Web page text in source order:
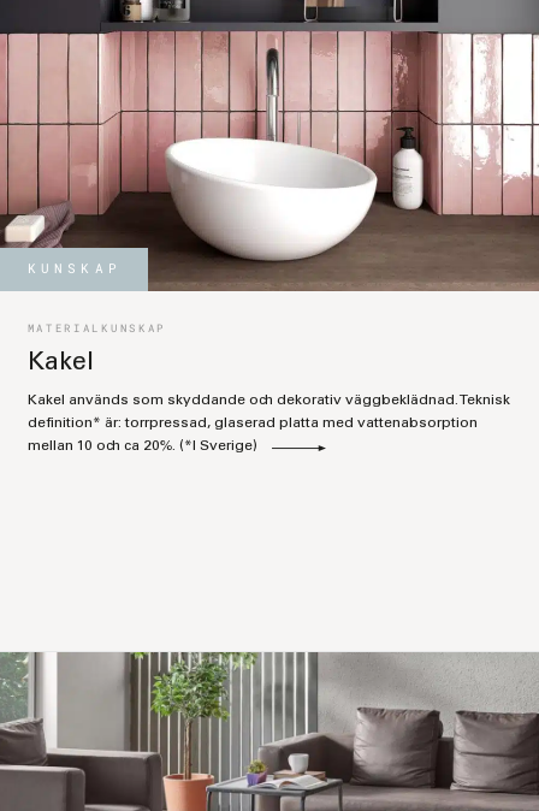
KUNSKAP
MATERIALKUNSKAP
Kakel
Kakel används som skyddande och dekorativ väggbeklädnad. Teknisk
definition* är: torrpressad, glaserad platta med vattenabsorption
mellan 10 och ca 20%. (*I Sverige)